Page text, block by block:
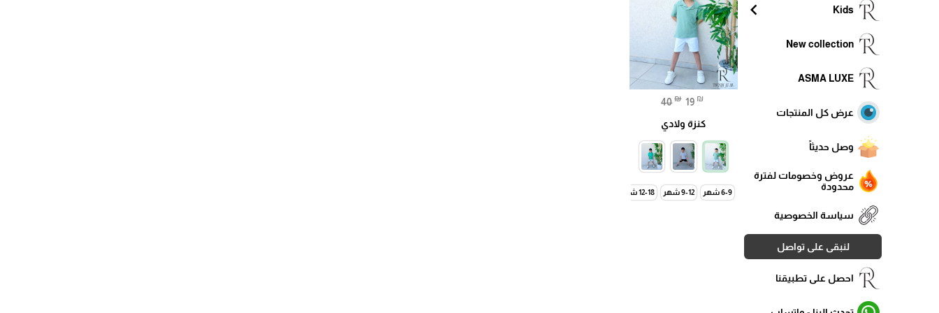
Kids
chevron_left
New collection
ASMA LUXE
عرض كل المنتجات
وصل حديثاً
عروض وخصومات لفترة
محدودة
سياسة الخصوصية
لنبقى على تواصل
احصل على تطبيقنا
40 ₪ 19 ₪
كنزة ولادي
6-9 شهر 9-12 شهر 12-18 شهر